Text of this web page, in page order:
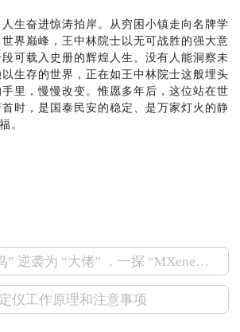
生奋进惊涛拍岸。从穷困小镇走向名牌学
界巅峰，王中林院士以无可战胜的强大意
可载入史册的辉煌人生。没有人能洞察未
生存的世界，正在如王中林院士这般埋头
里，慢慢改变。惟愿多年后，这位站在世
时，是国泰民安的稳定、是万家灯火的静
。
上一篇：从 “菜鸟” 逆袭为 “大佬” ，一探 “MXene之父” 的前世今生
仪工作原理和注意事项